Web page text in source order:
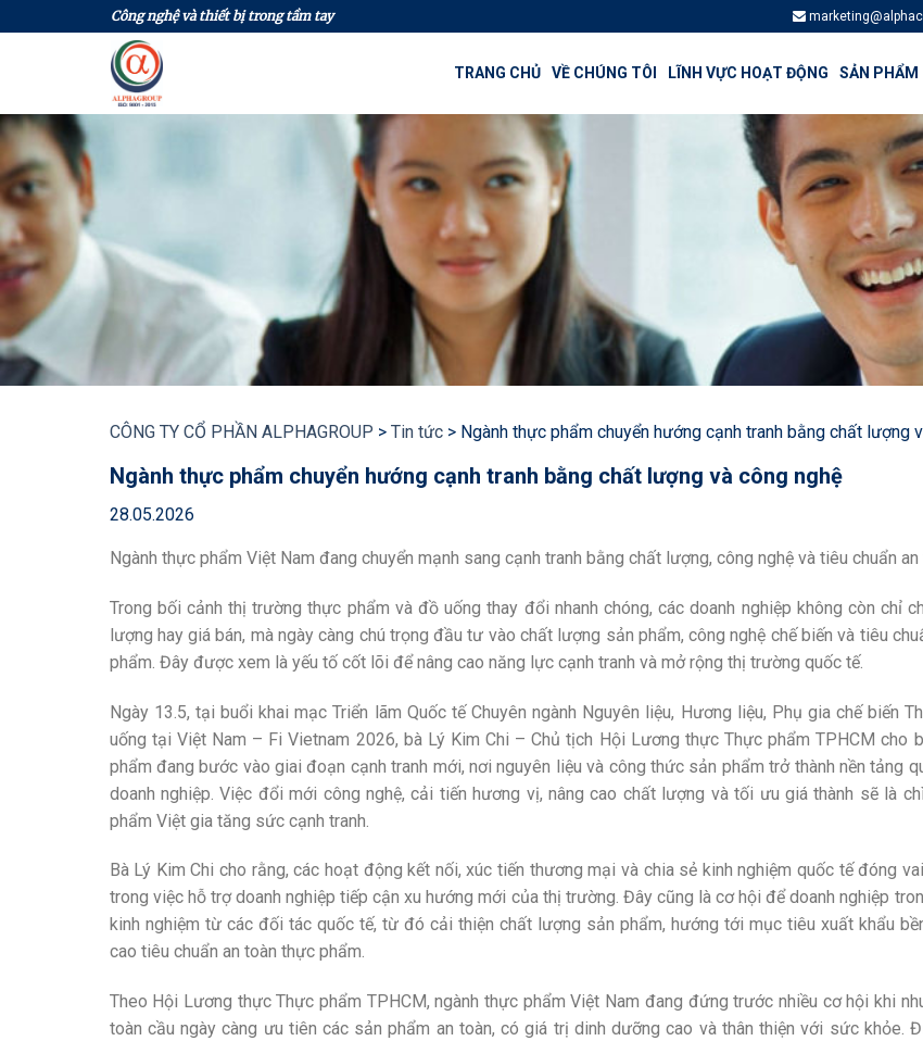
Công nghệ và thiết bị trong tầm tay
TRANG CHỦ VỀ CHÚNG TÔI LĨNH VỰC HOẠT ĐỘNG SẢN PHẨM
CÔNG TY CỔ PHẦN ALPHAGROUP > Tin tức> Ngành thực phẩm chuyển hướng cạnh tranh bằng chất lượng
Ngành thực phẩm chuyển hướng cạnh tranh bằng chất lượng và công nghệ
28.05.2026
Ngành thực phẩm Việt Nam đang chuyển mạnh sang cạnh tranh bằng chất lượng, công nghệ và tiêu chuẩn an
Trong bối cảnh thị trường thực phẩm và đồ uống thay đổi nhanh chóng, các doanh nghiệp không còn chỉ
lượng hay giá bán, mà ngày càng chú trọng đầu tư vào chất lượng sản phẩm, công nghệ chế biến và tiêu
phẩm. Đây được xem là yếu tố cốt lõi để nâng cao năng lực cạnh tranh và mở rộng thị trường quốc tế.
Ngày 13.5, tại buổi khai mạc Triển lãm Quốc tế Chuyên ngành Nguyên liệu, Hương liệu, Phụ gia chế biến
uống tại Việt Nam – Fi Vietnam 2026, bà Lý Kim Chi – Chủ tịch Hội Lương thực Thực phẩm TPHCM cho
phẩm đang bước vào giai đoạn cạnh tranh mới, nơi nguyên liệu và công thức sản phẩm trở thành nền tảng
doanh nghiệp. Việc đổi mới công nghệ, cải tiến hương vị, nâng cao chất lượng và tối ưu giá thành sẽ là
phẩm Việt gia tăng sức cạnh tranh.
Bà Lý Kim Chi cho rằng, các hoạt động kết nối, xúc tiến thương mại và chia sẻ kinh nghiệm quốc tế đóng
trong việc hỗ trợ doanh nghiệp tiếp cận xu hướng mới của thị trường. Đây cũng là cơ hội để doanh nghiệp
kinh nghiệm từ các đối tác quốc tế, từ đó cải thiện chất lượng sản phẩm, hướng tới mục tiêu xuất khẩu
cao tiêu chuẩn an toàn thực phẩm.
Theo Hội Lương thực Thực phẩm TPHCM, ngành thực phẩm Việt Nam đang đứng trước nhiều cơ hội khi
toàn cầu ngày càng ưu tiên các sản phẩm an toàn, có giá trị dinh dưỡng cao và thân thiện với sức khỏe.